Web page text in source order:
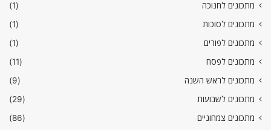
מתכונים לחנוכה
(1)
מתכונים לסוכות
(1)
מתכונים לפורים
(1)
מתכונים לפסח
(11)
מתכונים לראש השנה
(9)
מתכונים לשבועות
(29)
מתכונים צמחוניים
(86)